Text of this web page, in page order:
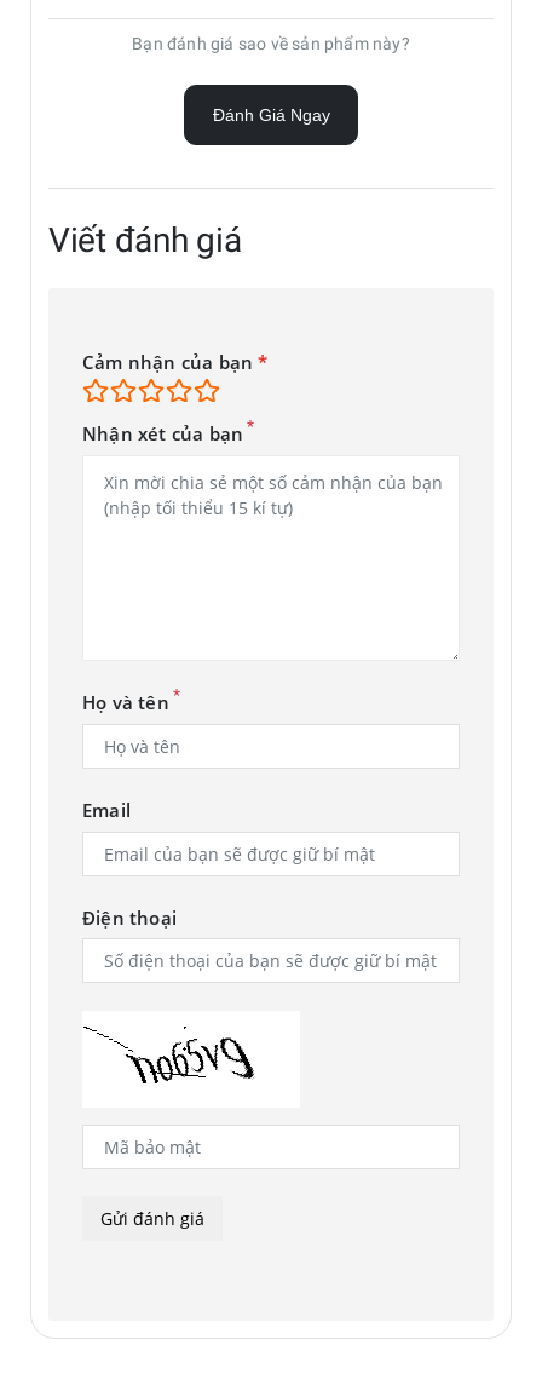
Bạn đánh giá sao về sản phẩm này?
Đánh Giá Ngay
Viết đánh giá
Cảm nhận của bạn*
Nhận xét của bạn *
Họ và tên *
Email
Điện thoại